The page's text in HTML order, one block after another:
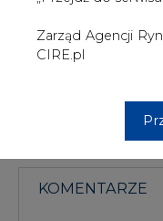
Przesłanie komentarza